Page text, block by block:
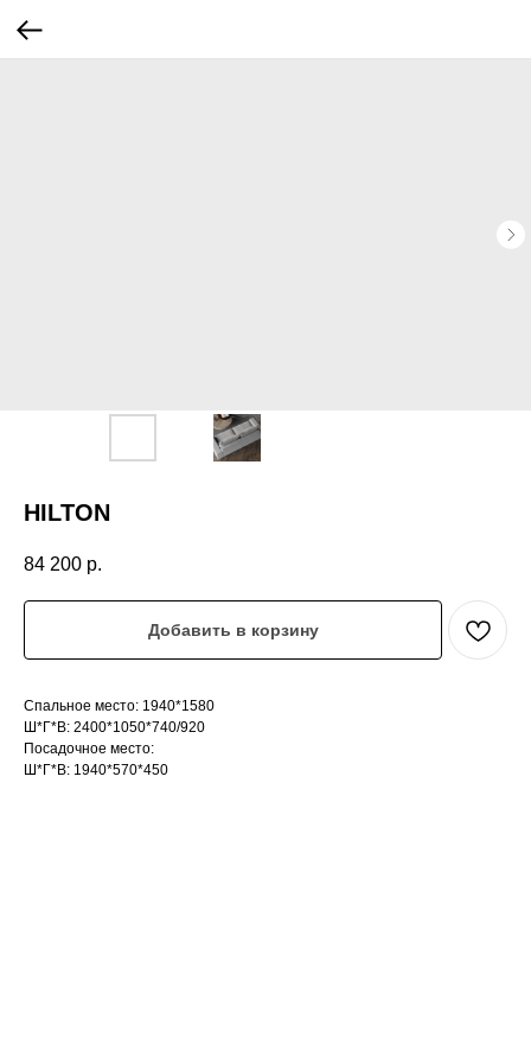
HILTON
84 200 р.
Добавить в корзину
Спальное место: 1940*1580
Ш*Г*В: 2400*1050*740/920
Посадочное место:
Ш*Г*В: 1940*570*450